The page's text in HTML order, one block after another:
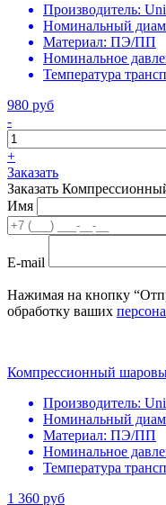
Производитель:
Номинальный
Материал: ПЭ/ПП
Номинальное
Температура
980 руб
-
+
Заказать
Заказать
Имя
E-mail
Нажимая на кнопку
обработку ваших
Компрессионный
Производитель:
Номинальный
Материал: ПЭ/ПП
Номинальное
Температура
1 360 руб